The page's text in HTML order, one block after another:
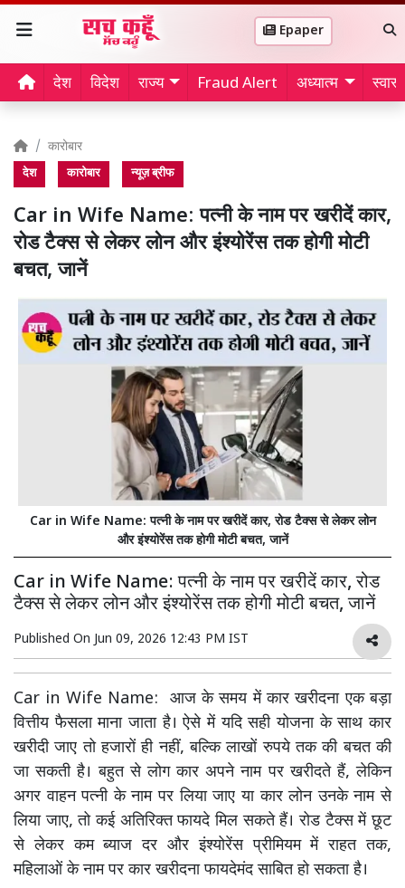
Epaper
देश विदेश राज्य Fraud Alert अध्यात्म
कारोबार
देश कारोबार न्यूज़ ब्रीफ
Car in Wife Name: पत्नी के नाम पर खरीदें कार,
रोड टैक्स से लेकर लोन और इंश्योरेंस तक होगी मोटी
बचत, जानें
Car in Wife Name: पत्नी के नाम पर खरीदें कार, रोड टैक्स से लेकर लोन
और इंश्योरेंस तक होगी मोटी बचत, जानें
Car in Wife Name: पत्नी के नाम पर खरीदें कार, रोड
टैक्स से लेकर लोन और इंश्योरेंस तक होगी मोटी बचत, जानें
Published On Jun 09, 2026 12:43 PM IST
Car in Wife Name: आज के समय में कार खरीदना एक बड़ा
वित्तीय फैसला माना जाता है। ऐसे में यदि सही योजना के साथ कार
खरीदी जाए तो हजारों ही नहीं, बल्कि लाखों रुपये तक की बचत की
जा सकती है। बहुत से लोग कार अपने नाम पर खरीदते हैं, लेकिन
अगर वाहन पत्नी के नाम पर लिया जाए या कार लोन उनके नाम से
लिया जाए, तो कई अतिरिक्त फायदे मिल सकते हैं। रोड टैक्स में छूट
से लेकर कम ब्याज दर और इंश्योरेंस प्रीमियम में राहत तक,
महिलाओं के नाम पर कार खरीदना फायदेमंद साबित हो सकता है।